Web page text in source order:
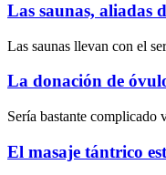
Las saunas, aliadas
Las saunas llevan con el
La donación de
Sería bastante complicado
El masaje tántrico